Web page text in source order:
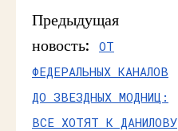
Предыдущая
новость:
ОТ
ФЕДЕРАЛЬНЫХ КАНАЛОВ
ДО ЗВЕЗДНЫХ МОДНИЦ:
ВСЕ ХОТЯТ К ДАНИЛОВУ